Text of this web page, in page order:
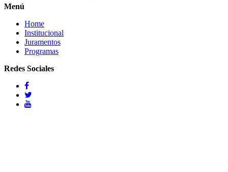
Menú
Home
Institucional
Juramentos
Programas
Redes Sociales